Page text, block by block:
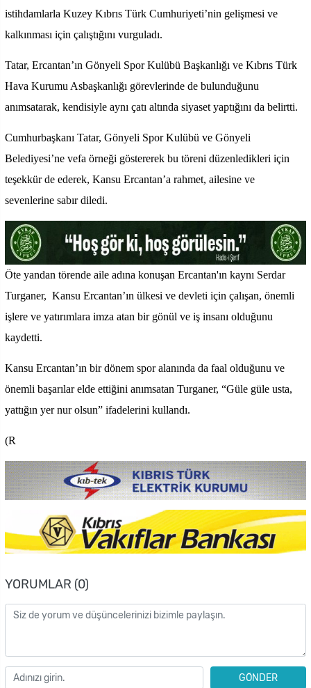
istihdamlarla Kuzey Kıbrıs Türk Cumhuriyeti’nin gelişmesi ve
kalkınması için çalıştığını vurguladı.
Tatar, Ercantan’ın Gönyeli Spor Kulübü Başkanlığı ve Kıbrıs Türk
Hava Kurumu Asbaşkanlığı görevlerinde de bulunduğunu
anımsatarak, kendisiyle aynı çatı altında siyaset yaptığını da belirtti.
Cumhurbaşkanı Tatar, Gönyeli Spor Kulübü ve Gönyeli
Belediyesi’ne vefa örneği göstererek bu töreni düzenledikleri için
teşekkür de ederek, Kansu Ercantan’a rahmet, ailesine ve
sevenlerine sabır diledi.
Öte yandan törende aile adına konuşan Ercantan'ın kaynı Serdar
Turganer, Kansu Ercantan’ın ülkesi ve devleti için çalışan, önemli
işlere ve yatırımlara imza atan bir gönül ve iş insanı olduğunu
kaydetti.
Kansu Ercantan’ın bir dönem spor alanında da faal olduğunu ve
önemli başarılar elde ettiğini anımsatan Turganer, “Güle güle usta,
yattığın yer nur olsun” ifadelerini kullandı.
(R
YORUMLAR (0)
GÖNDER